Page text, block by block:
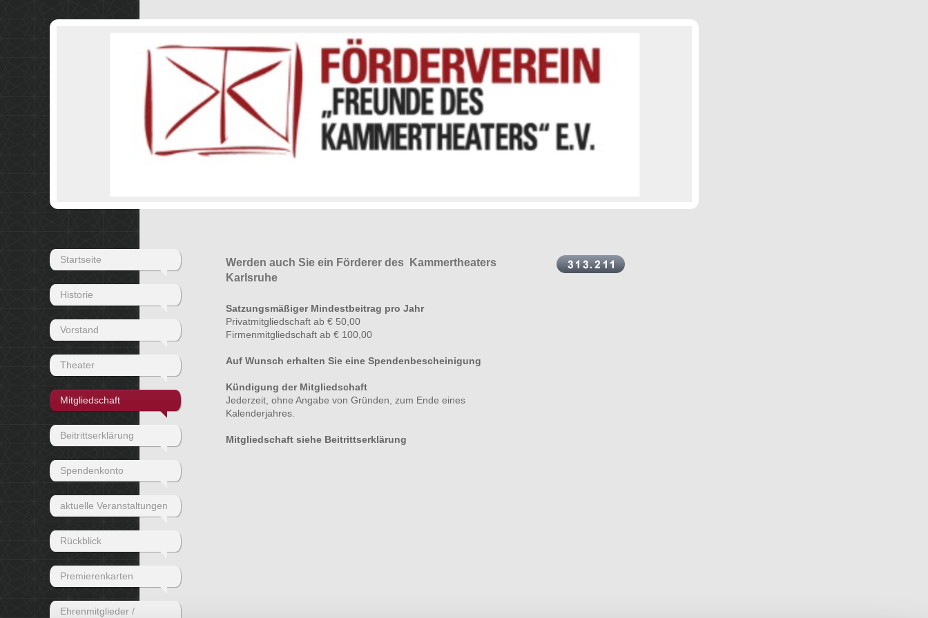
Startseite
Historie
Vorstand
Theater
Mitgliedschaft
Beitrittserklärung
Spendenkonto
aktuelle Veranstaltungen
Rückblick
Premierenkarten
Ehrenmitglieder /
Werden auch Sie ein Förderer des Kammertheaters
Karlsruhe
Satzungsmäßiger Mindestbeitrag pro Jahr
Privatmitgliedschaft ab € 50,00
Firmenmitgliedschaft ab € 100,00
Auf Wunsch erhalten Sie eine Spendenbescheinigung
Kündigung der Mitgliedschaft
Jederzeit, ohne Angabe von Gründen, zum Ende eines
Kalenderjahres.
Mitgliedschaft siehe Beitrittserklärung